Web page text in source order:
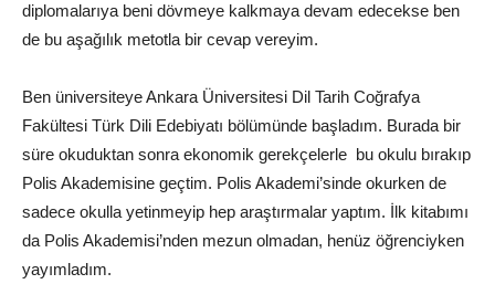
diplomalarıya beni dövmeye kalkmaya devam edecekse ben
de bu aşağılık metotla bir cevap vereyim.
Ben üniversiteye Ankara Üniversitesi Dil Tarih Coğrafya
Fakültesi Türk Dili Edebiyatı bölümünde başladım. Burada bir
süre okuduktan sonra ekonomik gerekçelerle bu okulu bırakıp
Polis Akademisine geçtim. Polis Akademi’sinde okurken de
sadece okulla yetinmeyip hep araştırmalar yaptım. İlk kitabımı
da Polis Akademisi’nden mezun olmadan, henüz öğrenciyken
yayımladım.